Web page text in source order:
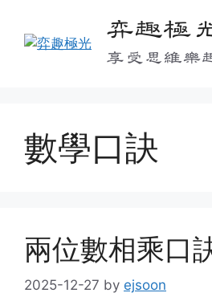
content
弈趣極
享受思維樂
數學口訣
兩位數相乘口
2025-12-27 by ejsoon